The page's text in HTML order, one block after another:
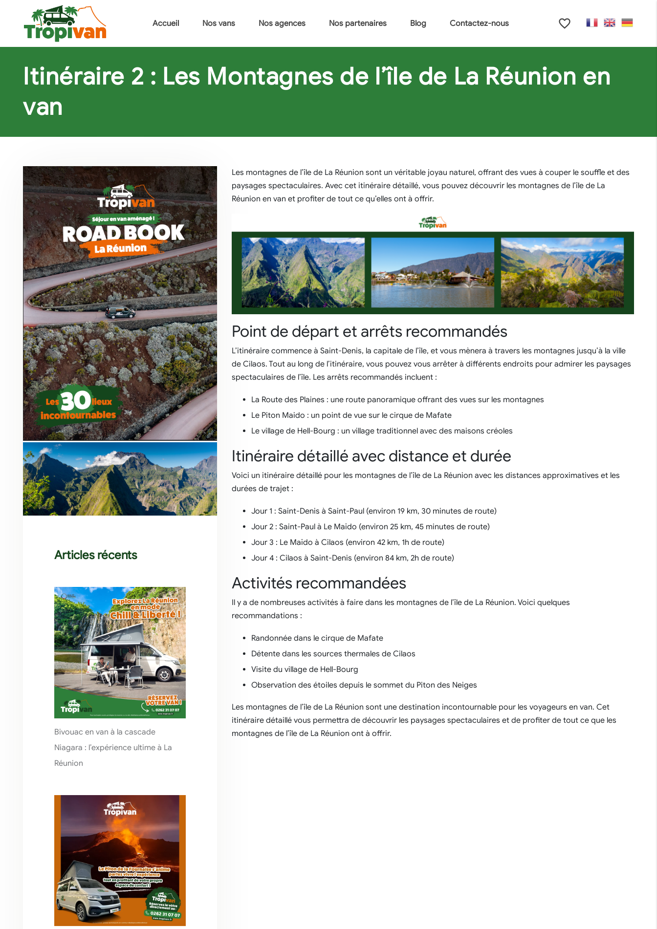
Accueil Nos vans Nos agences Nos partenaires Blog Contactez-nous favorite_border
Itinéraire 2 : Les Montagnes de l’île de La Réunion en
van
Articles récents
Bivouac en van à la cascade
Niagara : l’expérience ultime à La
Réunion
Les montagnes de l’île de La Réunion sont un véritable joyau naturel, offrant des vues à couper le souffle et des
paysages spectaculaires. Avec cet itinéraire détaillé, vous pouvez découvrir les montagnes de l’île de La
Réunion en van et profiter de tout ce qu’elles ont à offrir.
Point de départ et arrêts recommandés
L’itinéraire commence à Saint-Denis, la capitale de l’île, et vous mènera à travers les montagnes jusqu’à la ville
de Cilaos. Tout au long de l’itinéraire, vous pouvez vous arrêter à différents endroits pour admirer les paysages
spectaculaires de l’île. Les arrêts recommandés incluent :
La Route des Plaines : une route panoramique offrant des vues sur les montagnes
Le Piton Maido : un point de vue sur le cirque de Mafate
Le village de Hell-Bourg : un village traditionnel avec des maisons créoles
Itinéraire détaillé avec distance et durée
Voici un itinéraire détaillé pour les montagnes de l’île de La Réunion avec les distances approximatives et les
durées de trajet :
Jour 1 : Saint-Denis à Saint-Paul (environ 19 km, 30 minutes de route)
Jour 2 : Saint-Paul à Le Maïdo (environ 25 km, 45 minutes de route)
Jour 3 : Le Maïdo à Cilaos (environ 42 km, 1h de route)
Jour 4 : Cilaos à Saint-Denis (environ 84 km, 2h de route)
Activités recommandées
Il y a de nombreuses activités à faire dans les montagnes de l’île de La Réunion. Voici quelques
recommandations :
Randonnée dans le cirque de Mafate
Détente dans les sources thermales de Cilaos
Visite du village de Hell-Bourg
Observation des étoiles depuis le sommet du Piton des Neiges
Les montagnes de l’île de La Réunion sont une destination incontournable pour les voyageurs en van. Cet
itinéraire détaillé vous permettra de découvrir les paysages spectaculaires et de profiter de tout ce que les
montagnes de l’île de La Réunion ont à offrir.